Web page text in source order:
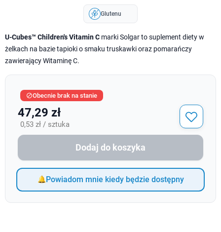
Glutenu
U-Cubes™ Children's Vitamin C marki Solgar to suplement diety w
żelkach na bazie tapioki o smaku truskawki oraz pomarańczy
zawierający Witaminę C.
Obecnie brak na stanie
47,29 zł
0,53 zł / sztuka
Dodaj do koszyka
Powiadom mnie kiedy będzie dostępny